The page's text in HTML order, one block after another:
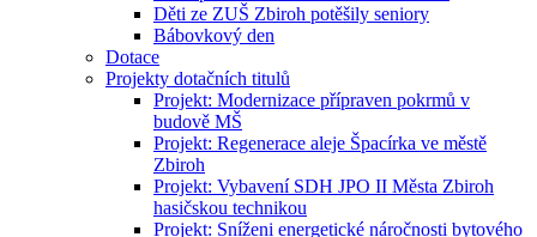
Děti ze ZUŠ Zbiroh potěšily seniory
Bábovkový den
Dotace
Projekty dotačních titulů
Projekt: Modernizace přípraven pokrmů v
budově MŠ
Projekt: Regenerace aleje Špacírka ve městě
Zbiroh
Projekt: Vybavení SDH JPO II Města Zbiroh
hasičskou technikou
Projekt: Sníženi energetické náročnosti bytového